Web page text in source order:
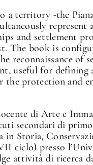
a territory -the
represent
and settlement
The book is
reconnaissance of
useful for defining
the protection and
di Arte e
secondari di
in Storia,
ciclo) presso
attività di ricerca